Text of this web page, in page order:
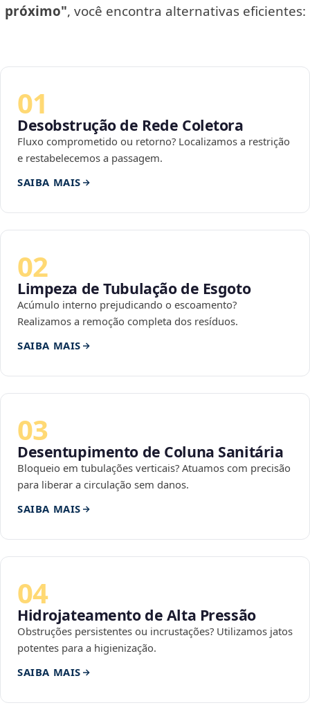
próximo", você encontra alternativas eficientes:
01
Desobstrução de Rede Coletora
Fluxo comprometido ou retorno? Localizamos a restrição
e restabelecemos a passagem.
SAIBA MAIS
02
Limpeza de Tubulação de Esgoto
Acúmulo interno prejudicando o escoamento?
Realizamos a remoção completa dos resíduos.
SAIBA MAIS
03
Desentupimento de Coluna Sanitária
Bloqueio em tubulações verticais? Atuamos com precisão
para liberar a circulação sem danos.
SAIBA MAIS
04
Hidrojateamento de Alta Pressão
Obstruções persistentes ou incrustações? Utilizamos jatos
potentes para a higienização.
SAIBA MAIS